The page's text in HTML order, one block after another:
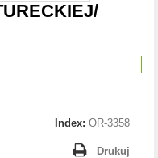
Index: OR-3358
Drukuj